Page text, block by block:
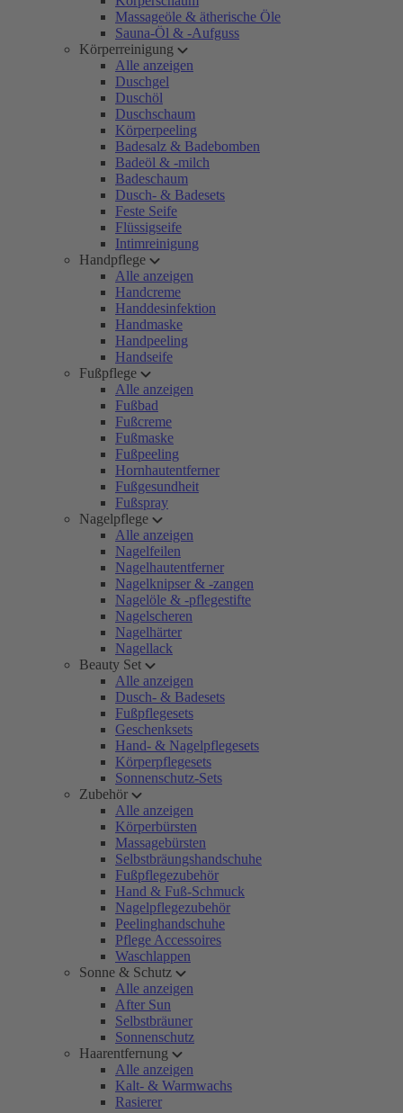
Massageöle & ätherische Öle
Sauna-Öl & -Aufguss
Körperreinigung
Alle anzeigen
Duschgel
Duschöl
Duschschaum
Körperpeeling
Badesalz & Badebomben
Badeöl & -milch
Badeschaum
Dusch- & Badesets
Feste Seife
Flüssigseife
Intimreinigung
Handpflege
Alle anzeigen
Handcreme
Handdesinfektion
Handmaske
Handpeeling
Handseife
Fußpflege
Alle anzeigen
Fußbad
Fußcreme
Fußmaske
Fußpeeling
Hornhautentferner
Fußgesundheit
Fußspray
Nagelpflege
Alle anzeigen
Nagelfeilen
Nagelhautentferner
Nagelknipser & -zangen
Nagelöle & -pflegestifte
Nagelscheren
Nagelhärter
Nagellack
Beauty Set
Alle anzeigen
Dusch- & Badesets
Fußpflegesets
Geschenksets
Hand- & Nagelpflegesets
Körperpflegesets
Sonnenschutz-Sets
Zubehör
Alle anzeigen
Körperbürsten
Massagebürsten
Selbstbräungshandschuhe
Fußpflegezubehör
Hand & Fuß-Schmuck
Nagelpflegezubehör
Peelinghandschuhe
Pflege Accessoires
Waschlappen
Sonne & Schutz
Alle anzeigen
After Sun
Selbstbräuner
Sonnenschutz
Haarentfernung
Alle anzeigen
Kalt- & Warmwachs
Rasierer